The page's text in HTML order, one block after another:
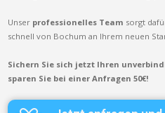
Unser professionelles Team sorgt
schnell von Bochum an Ihrem neuen
Sichern Sie sich jetzt Ihren
sparen Sie bei einer Anfragen 50€!